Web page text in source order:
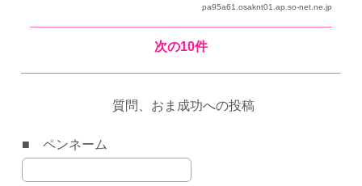
pa95a61.osaknt01.ap.so-net.ne.jp
次の10件
質問、おま成功への投稿
■ ペンネーム